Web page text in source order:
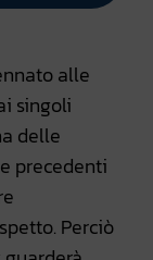
alle
singoli
delle
precedenti
Perciò